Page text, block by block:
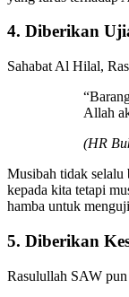
4. Diberikan
Sahabat Al Hilal,
Allah
(HR
Musibah tidak selalu
kepada kita tetapi
hamba untuk
5. Diberikan
Rasulullah SAW pun